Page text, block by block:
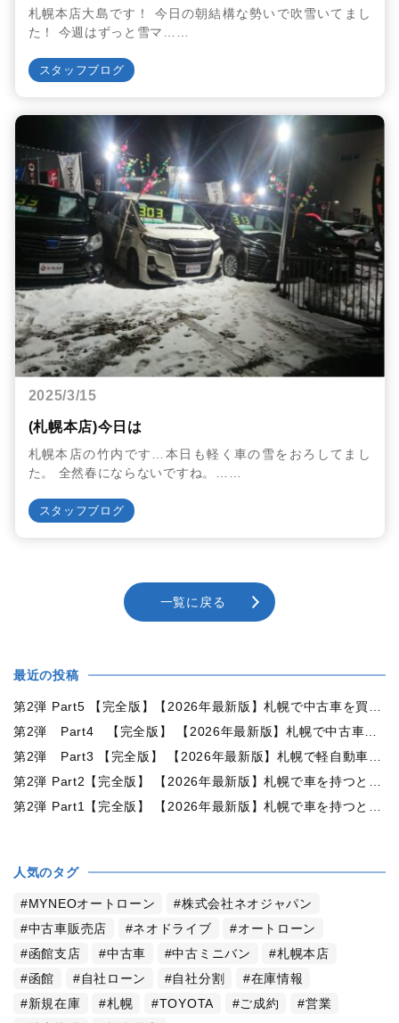
札幌本店大島です！ 今日の朝結構な勢いで吹雪いてまし
た！ 今週はずっと雪マ……
スタッフブログ
2025/3/15
(札幌本店)今日は
札幌本店の竹内です…本日も軽く車の雪をおろしてまし
た。 全然春にならないですね。……
スタッフブログ
一覧に戻る
最近の投稿
人気のタグ
MYNEOオートローン
株式会社ネオジャパン
中古車販売店
ネオドライブ
オートローン
函館支店
中古車 中古ミニバン
札幌本店
函館
自社ローン 自社分割
在庫情報
新規在庫
札幌 TOYOTA ご成約
営業